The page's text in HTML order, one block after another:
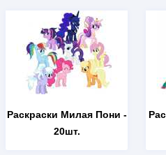
Раскраски Милая Пони -
20шт.